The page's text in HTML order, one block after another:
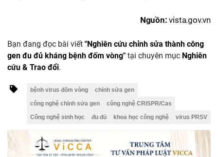
Nguồn: vista.gov.vn
Bạn đang đọc bài viết "Nghiên cứu chỉnh sửa thành công
gen đu đủ kháng bệnh đốm vòng" tại chuyên mục Nghiên
cứu & Trao đổi.
bệnh virus đốm vòng
chỉnh sửa gen
công nghệ chỉnh sửa gen
công nghệ CRISPR/Cas
Công nghệ sinh học
đu đủ khoa học công nghệ virus PRSV